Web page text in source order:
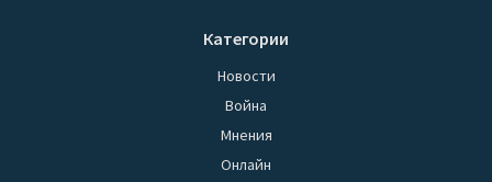
Категории
Новости
Война
Мнения
Онлайн